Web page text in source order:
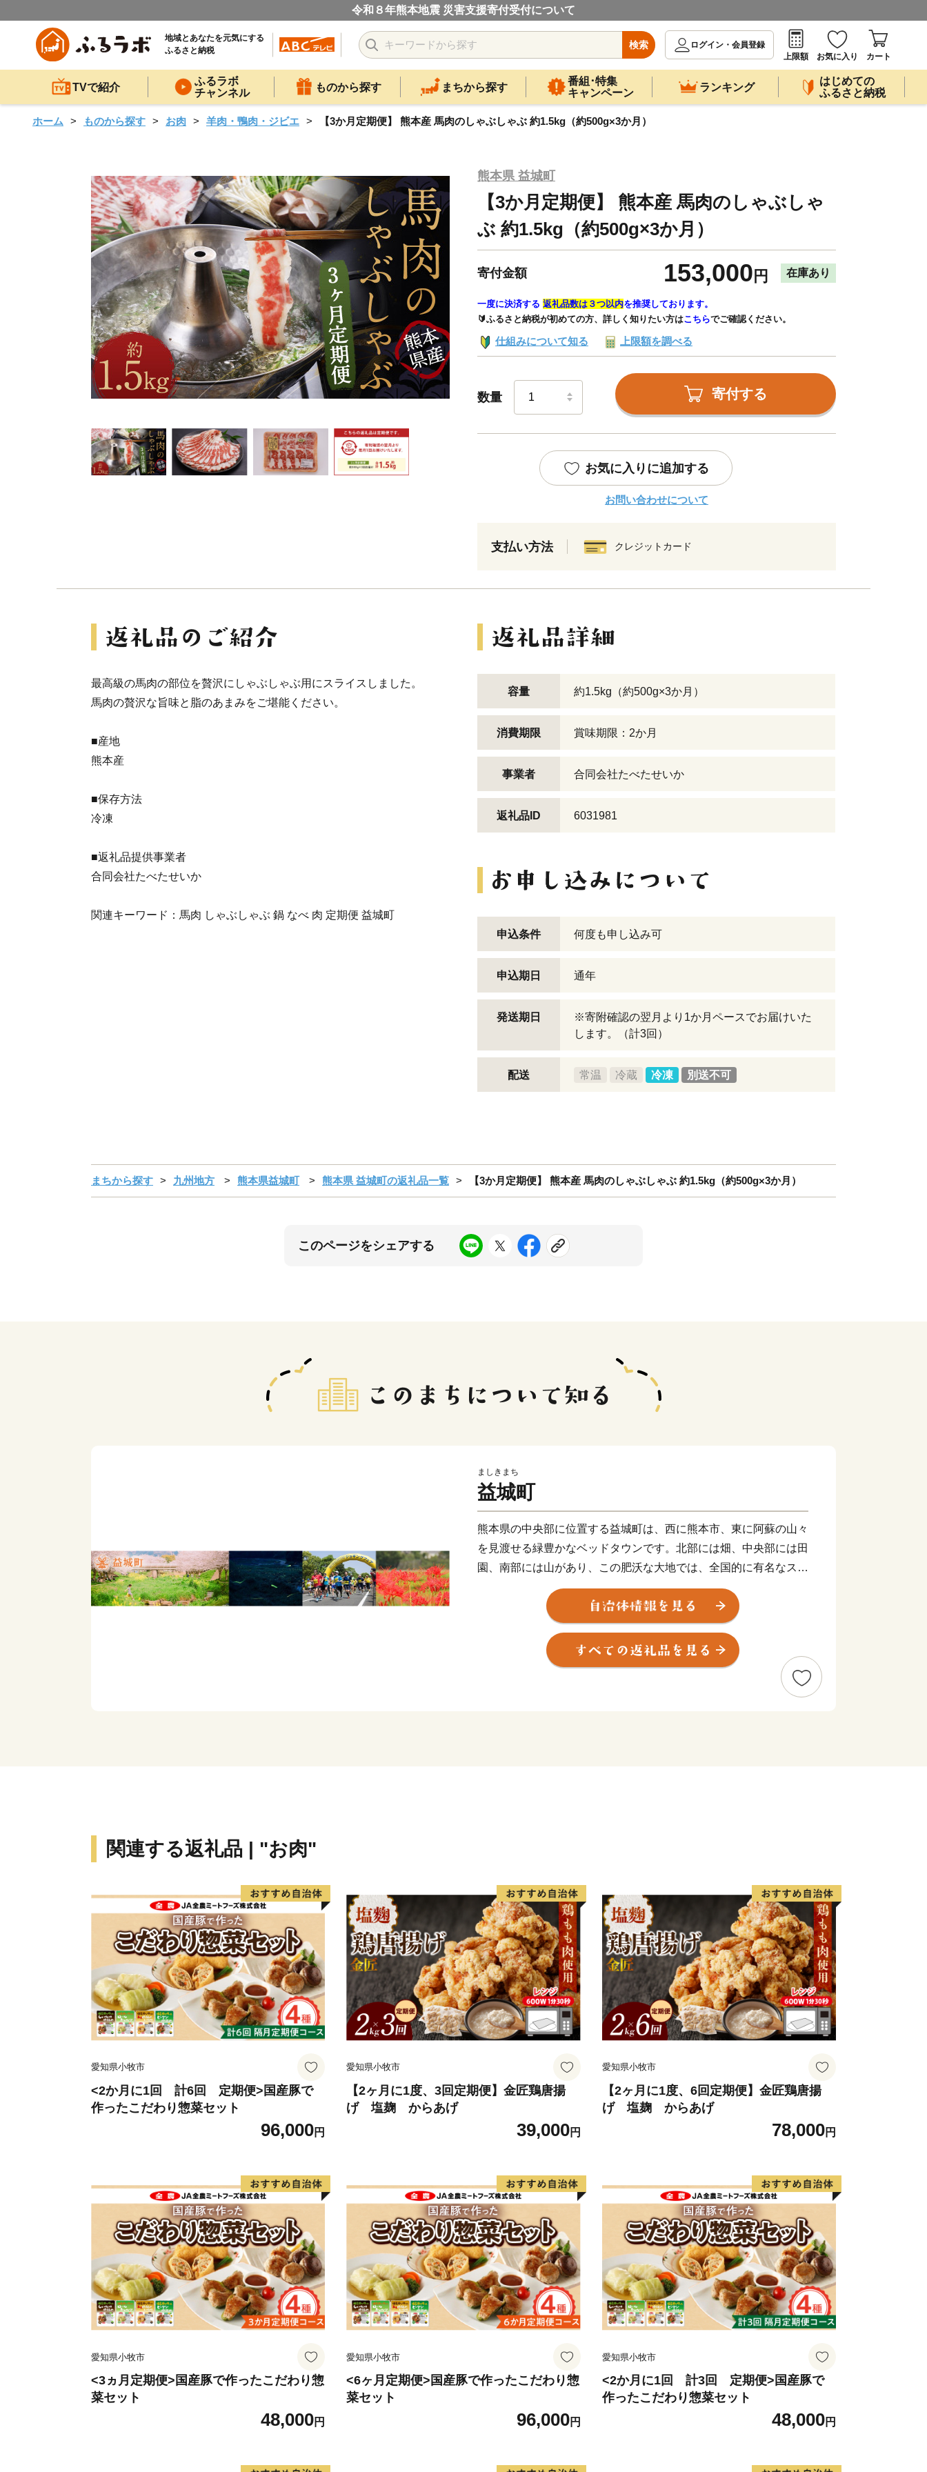
令和８年熊本地震 災害支援寄付受付について
地域とあなたを元気にする
ふるさと納税
検索
ログイン・会員登録
上限額
お気に入り カート
TVで紹介
ふるラボ
チャンネル
ものから探す まちから探す
番組･特集
キャンペーン
ランキング
はじめての
ふるさと納税
ホーム ものから探す お肉 羊肉・鴨肉・ジビエ 【3か月定期便】 熊本産 馬肉のしゃぶしゃぶ 約1.5kg（約500g×3か月）
熊本県 益城町
【3か月定期便】 熊本産 馬肉のしゃぶしゃ
ぶ 約1.5kg（約500g×3か月）
寄付金額 153,000 円 在庫あり
一度に決済する 返礼品数は３つ以内を推奨しております。
🔰ふるさと納税が初めての方、詳しく知りたい方はこちらでご確認ください。
仕組みについて知る 上限額を調べる
数量 寄付する
お気に入りに追加する
お問い合わせについて
支払い方法 クレジットカード
最高級の馬肉の部位を贅沢にしゃぶしゃぶ用にスライスしました。
馬肉の贅沢な旨味と脂のあまみをご堪能ください。
■産地
熊本産
■保存方法
冷凍
■返礼品提供事業者
合同会社たべたせいか
関連キーワード：馬肉 しゃぶしゃぶ 鍋 なべ 肉 定期便 益城町
容量 約1.5kg（約500g×3か月）
消費期限 賞味期限：2か月
事業者 合同会社たべたせいか
返礼品ID 6031981
申込条件 何度も申し込み可
申込期日 通年
発送期日
※寄附確認の翌月より1か月ペースでお届けいた
します。（計3回）
配送 常温 冷蔵 冷凍 別送不可
まちから探す 九州地方 熊本県益城町 熊本県 益城町の返礼品一覧 【3か月定期便】 熊本産 馬肉のしゃぶしゃぶ 約1.5kg（約500g×3か月）
このページをシェアする
ましきまち
益城町
熊本県の中央部に位置する益城町は、西に熊本市、東に阿蘇の山々
を見渡せる緑豊かなベッドタウンです。北部には畑、中央部には田
園、南部には山があり、この肥沃な大地では、全国的に有名なスイ
カやヒノヒカリ、果物などの栽培が盛んに行われている都市と自然
の調和がとれたまちです。
四季折々の変化も豊かで、春は秋津川の桜、夏は蛍、秋は紅葉と美
しい景観があふれています。
阿蘇くまもと空港や益城熊本空港ICを有する便利な町、熊本の空と
関連する返礼品 | "お肉"
愛知県小牧市
<2か月に1回 計6回 定期便>国産豚で
作ったこだわり惣菜セット
96,000円
愛知県小牧市
【2ヶ月に1度、3回定期便】金匠鶏唐揚
げ 塩麹 からあげ
39,000円
愛知県小牧市
【2ヶ月に1度、6回定期便】金匠鶏唐揚
げ 塩麹 からあげ
78,000円
愛知県小牧市
<3ヵ月定期便>国産豚で作ったこだわり惣
菜セット
48,000円
愛知県小牧市
<6ヶ月定期便>国産豚で作ったこだわり惣
菜セット
96,000円
愛知県小牧市
<2か月に1回 計3回 定期便>国産豚で
作ったこだわり惣菜セット
48,000円